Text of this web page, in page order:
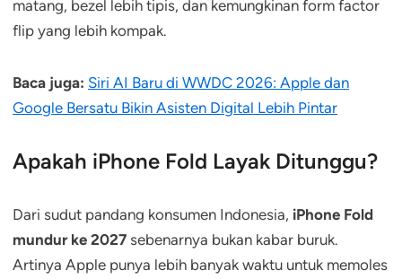
matang, bezel lebih tipis, dan kemungkinan form factor
flip yang lebih kompak.
Baca juga: Siri AI Baru di WWDC 2026: Apple dan
Google Bersatu Bikin Asisten Digital Lebih Pintar
Apakah iPhone Fold Layak Ditunggu?
Dari sudut pandang konsumen Indonesia, iPhone Fold
mundur ke 2027 sebenarnya bukan kabar buruk.
Artinya Apple punya lebih banyak waktu untuk memoles